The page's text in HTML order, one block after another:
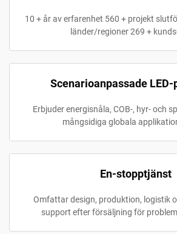
10 + år av erfarenhet 560 + projekt
länder/regioner 269 +
Scenarioanpassade
Erbjuder energisnåla, COB-, hyr- och
mångsidiga globala
En-stopptjänst
Omfattar design, produktion, logistik
support efter försäljning för